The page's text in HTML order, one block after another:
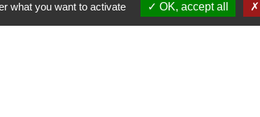
what you want to activate OK, accept all